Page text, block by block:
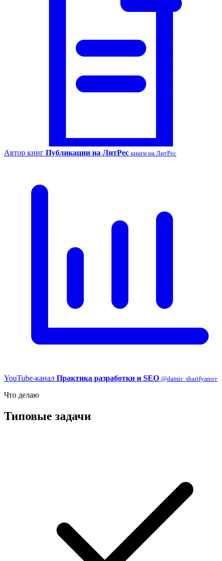
Автор книг Публикации на ЛитРес книги на ЛитРес
YouTube-канал Практика разработки и SEO @damir_sharifyanov
Что делаю
Типовые задачи